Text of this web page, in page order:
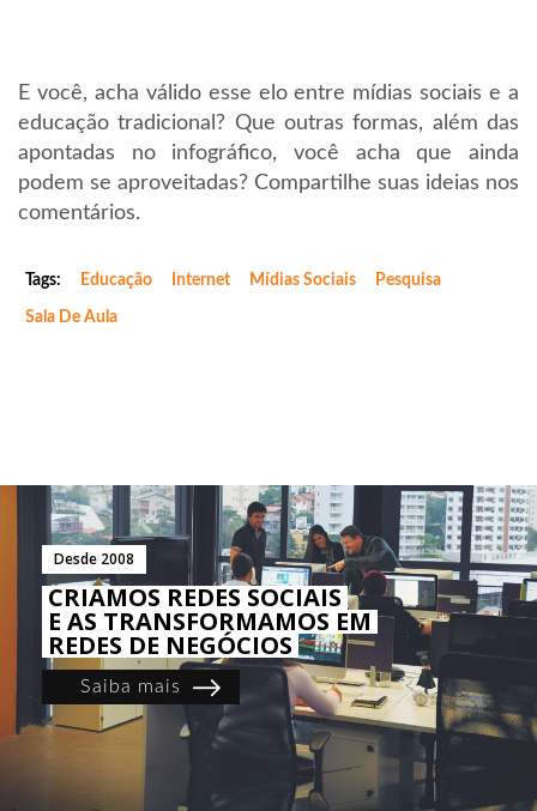
E você, acha válido esse elo entre mídias sociais e a
educação tradicional? Que outras formas, além das
apontadas no infográfico, você acha que ainda
podem se aproveitadas? Compartilhe suas ideias nos
comentários.
Tags: Educação Internet Mídias Sociais Pesquisa
Sala De Aula
Desde 2008
CRIAMOS REDES SOCIAIS
E AS TRANSFORMAMOS EM
REDES DE NEGÓCIOS
Saiba mais